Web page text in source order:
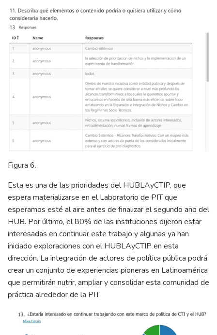
Figura 6.
Esta es una de las prioridades del HUBLAyCTIP, que
espera materializarse en el Laboratorio de PIT que
esperamos esté al aire antes de finalizar el segundo año del
HUB. Por último, el 80% de las instituciones dijeron estar
interesadas en continuar este trabajo y algunas ya han
iniciado exploraciones con el HUBLAyCTIP en esta
dirección. La integración de actores de política pública podrá
crear un conjunto de experiencias pioneras en Latinoamérica
que permitirán nutrir, ampliar y consolidar esta comunidad de
práctica alrededor de la PIT.